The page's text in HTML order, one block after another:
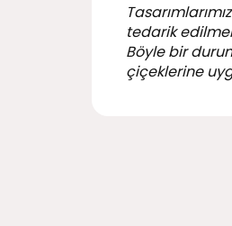
tedarik
Böyle bir
çiçeklerine